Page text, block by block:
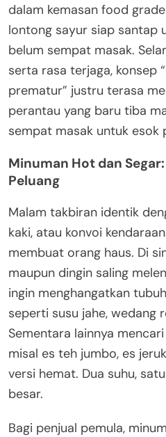
dalam kemasan food
lontong sayur siap santap
belum sempat masak.
serta rasa terjaga, konsep
prematur” justru terasa
perantau yang baru tiba
sempat masak untuk esok
Minuman Hot dan
Peluang
Malam takbiran identik
kaki, atau konvoi
membuat orang haus. Di
maupun dingin saling
ingin menghangatkan
seperti susu jahe, wedang
Sementara lainnya
misal es teh jumbo, es
versi hemat. Dua suhu,
besar.
Bagi penjual pemula,